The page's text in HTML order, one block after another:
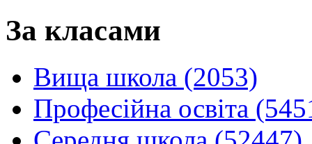
За класами
Вища школа (2053)
Професійна освіта